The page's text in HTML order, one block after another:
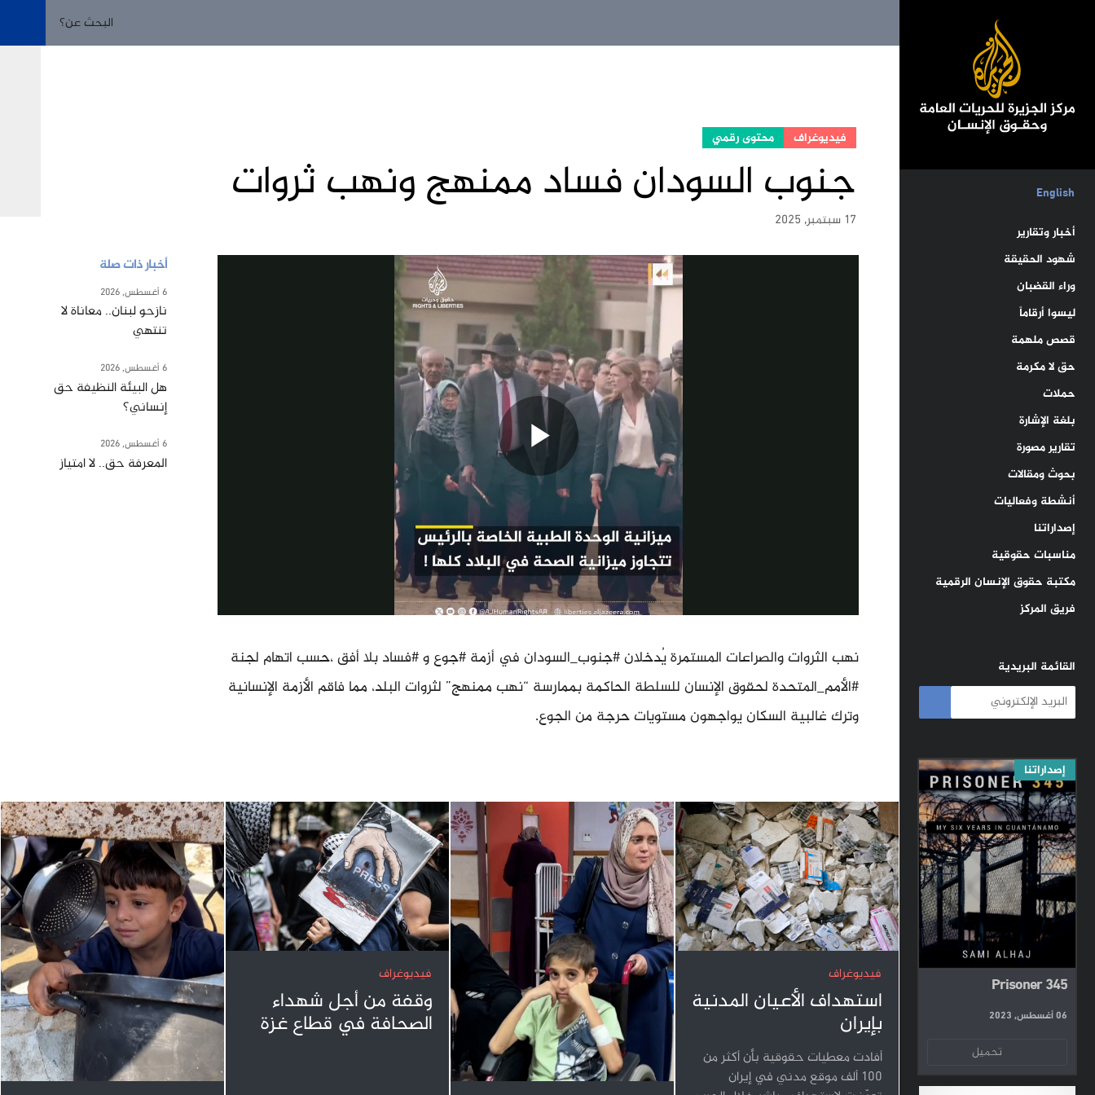
English
أخبار وتقارير
شهود الحقيقة
وراء القضبان
ليسوا أرقاماً
قصص ملهمة
حق لا مكرمة
حملات
بلغة الإشارة
تقارير مصورة
بحوث ومقالات
أنشطة وفعاليات
إصداراتنا
مناسبات حقوقية
مكتبة حقوق الإنسان الرقمية
فريق المركز
القائمة البريدية
إصداراتنا
Prisoner 345
06 أغسطس, 2023
تحميل
فيديوغراف محتوى رقمي
جنوب السودان فساد ممنهج ونهب ثروات
17 سبتمبر, 2025
نهب الثروات والصراعات المستمرة يُدخلان #جنوب_السودان في أزمة #جوع و #فساد بلا أفق ،حسب اتهام لجنة
#الأمم_المتحدة لحقوق الإنسان للسلطة الحاكمة بممارسة “نهب ممنهج” لثروات البلد، مما فاقم الأزمة الإنسانية
وترك غالبية السكان يواجهون مستويات حرجة من الجوع.
أخبار ذات صلة
6 أغسطس, 2026
نازحو لبنان.. معاناة لا
تنتهي
6 أغسطس, 2026
هل البيئة النظيفة حق
إنساني؟
6 أغسطس, 2026
المعرفة حق.. لا امتياز
فيديوغراف
استهداف الأعيان المدنية
بإيران
أفادت معطيات حقوقية بأن أكثر من
100 ألف موقع مدني في إيران
فيديوغراف
وقفة من أجل شهداء
الصحافة في قطاع غزة